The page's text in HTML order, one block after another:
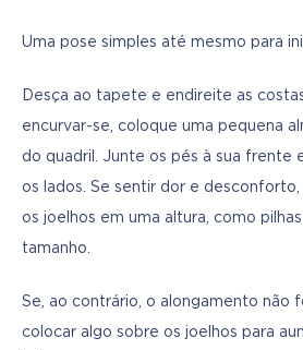
Uma pose simples até mesmo para
Desça ao tapete e endireite as
encurvar-se, coloque uma pequena
do quadril. Junte os pés à sua frente
os lados. Se sentir dor e
os joelhos em uma altura, como
tamanho.
Se, ao contrário, o alongamento não
colocar algo sobre os joelhos para